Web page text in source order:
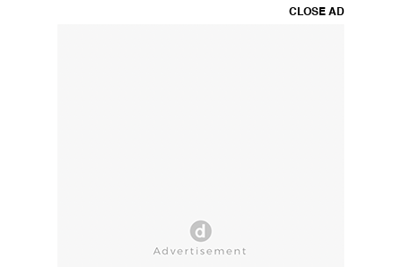
CLOSE AD